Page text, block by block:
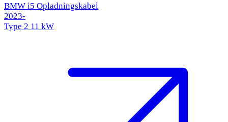
BMW i5 Opladningskabel
2023-
Type 2 11 kW